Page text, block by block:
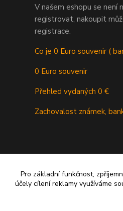
V našem eshopu se není
registrovat, nakoupit
registrace.
Co je 0 Euro souvenir (
0 Euro souvenir
Přehled vydaných 0 €
Zachovalost známek,
Pro základní funkčnost,
účely cílení reklamy využíváme